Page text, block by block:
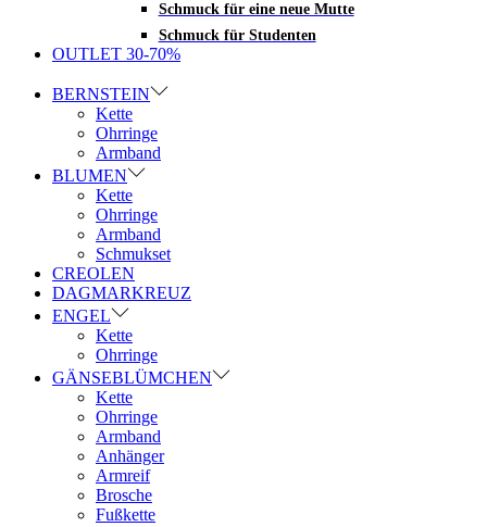
Schmuck für eine neue Mutte
Schmuck für Studenten
OUTLET 30-70%
BERNSTEIN
Kette
Ohrringe
Armband
BLUMEN
Kette
Ohrringe
Armband
Schmukset
CREOLEN
DAGMARKREUZ
ENGEL
Kette
Ohrringe
GÄNSEBLÜMCHEN
Kette
Ohrringe
Armband
Anhänger
Armreif
Brosche
Fußkette